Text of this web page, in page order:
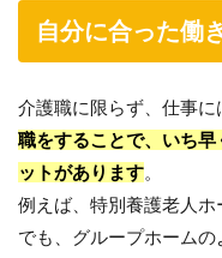
自分に合った働
介護職に限らず、仕事に
職をすることで、いち
ットがあります。
例えば、特別養護老人ホ
でも、グループホーム